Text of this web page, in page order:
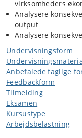
virksomheders
Analysere
output
Analysere
Undervisningsform
Anbefalede faglige
Feedbackform
Tilmelding
Eksamen
Kursustype
Arbejdsbelastning